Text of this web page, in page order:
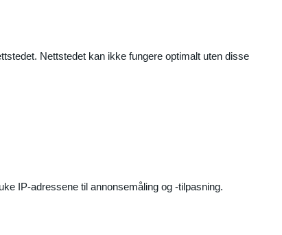
Nettstedet kan ikke fungere optimalt uten disse
IP-adressene til annonsemåling og -tilpasning.